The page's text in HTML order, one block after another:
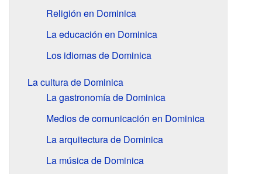
Religión en Dominica
La educación en Dominica
Los idiomas de Dominica
La cultura de Dominica
La gastronomía de Dominica
Medios de comunicación en Dominica
La arquitectura de Dominica
La música de Dominica